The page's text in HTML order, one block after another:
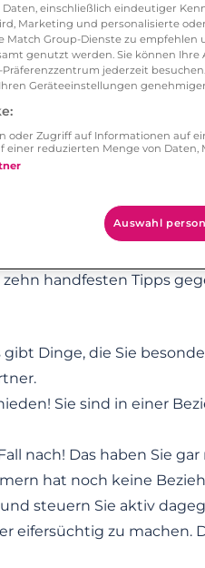
und der gemeinsamen
dass Ihrer Beziehung
prallt dann an Ihnen
Doch wie erreichen Sie
zehn handfesten Tipps
gibt Dinge, die Sie
Sie sind in einer
nach! Das haben Sie
hat noch keine
steuern Sie aktiv
eifersüchtig zu machen.
einschließlich eindeutiger
Marketing und personalisierte
Match Group-Dienste zu empfehlen
genutzt werden. Sie können
jederzeit
Geräteeinstellungen
oder Zugriff auf Informationen auf
einer reduzierten Menge von
Auswahl